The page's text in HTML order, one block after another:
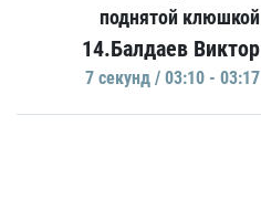
поднятой клюшкой
14.Балдаев Виктор
7 секунд / 03:10 - 03:17